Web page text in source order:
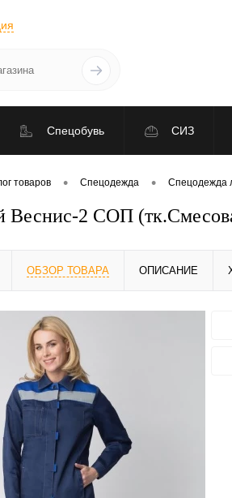
Спецобувь СИЗ
товаров • Спецодежда • Спецодежда
2 СОП
ОБЗОР ТОВАРА ОПИСАНИЕ